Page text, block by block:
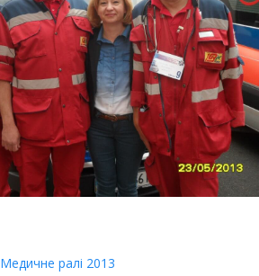
Медичне ралі 2013